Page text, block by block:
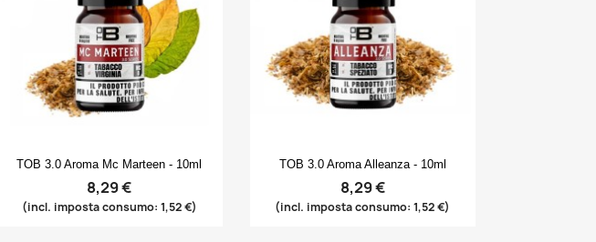
Anteprima
TOB 3.0 Aroma Mc Marteen - 10ml
8,29 €
(incl. imposta consumo: 1,52 €)
Anteprima
TOB 3.0 Aroma Alleanza - 10ml
8,29 €
(incl. imposta consumo: 1,52 €)